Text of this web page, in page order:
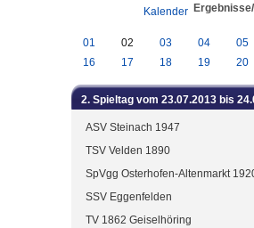
Kalender
01 02 03 04
05
16
17 18 19 20
2. Spieltag vom 23.07.2013 bis
ASV Steinach 1947
TSV Velden 1890
SpVgg Osterhofen-Altenmarkt
SSV Eggenfelden
TV 1862 Geiselhöring